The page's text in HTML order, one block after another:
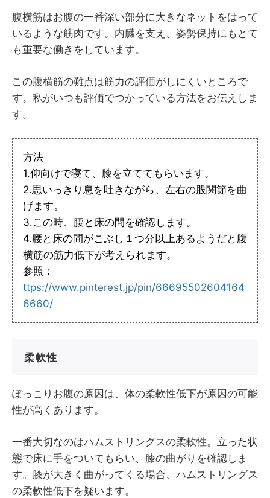
腹横筋はお腹の一番深い部分に大きなネットをはって
いるような筋肉です。内臓を支え、姿勢保持にもとて
も重要な働きをしています。
この腹横筋の難点は筋力の評価がしにくいところで
す。私がいつも評価でつかっている方法をお伝えしま
す。
方法
1.仰向けで寝て、膝を立ててもらいます。
2.思いっきり息を吐きながら、左右の股関節を曲
げます。
3.この時、腰と床の間を確認します。
4.腰と床の間がこぶし１つ分以上あるようだと腹
横筋の筋力低下が考えられます。
参照：
ttps://www.pinterest.jp/pin/66695502604164
6660/
柔軟性
ぽっこりお腹の原因は、体の柔軟性低下が原因の可能
性が高くあります。
一番大切なのはハムストリングスの柔軟性。立った状
態で床に手をついてもらい、膝の曲がりを確認しま
す。膝が大きく曲がってくる場合、ハムストリングス
の柔軟性低下を疑います。